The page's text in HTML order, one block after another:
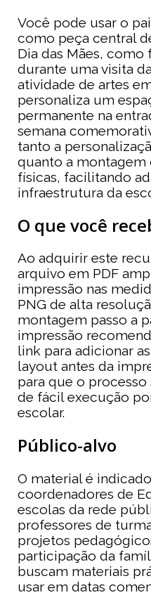
Você pode usar o
como peça central
Dia das Mães,
durante uma visita
atividade de artes
personaliza um
permanente na
semana
tanto a
quanto a montagem
físicas, facilitando
infraestrutura da
O que você
Ao adquirir este
arquivo em PDF
impressão nas
PNG de alta
montagem passo a
impressão
link para adicionar
layout antes da
para que o
de fácil execução
escolar.
Público-alvo
O material é
coordenadores de
escolas da rede
professores de
projetos
participação da
buscam materiais
usar em datas